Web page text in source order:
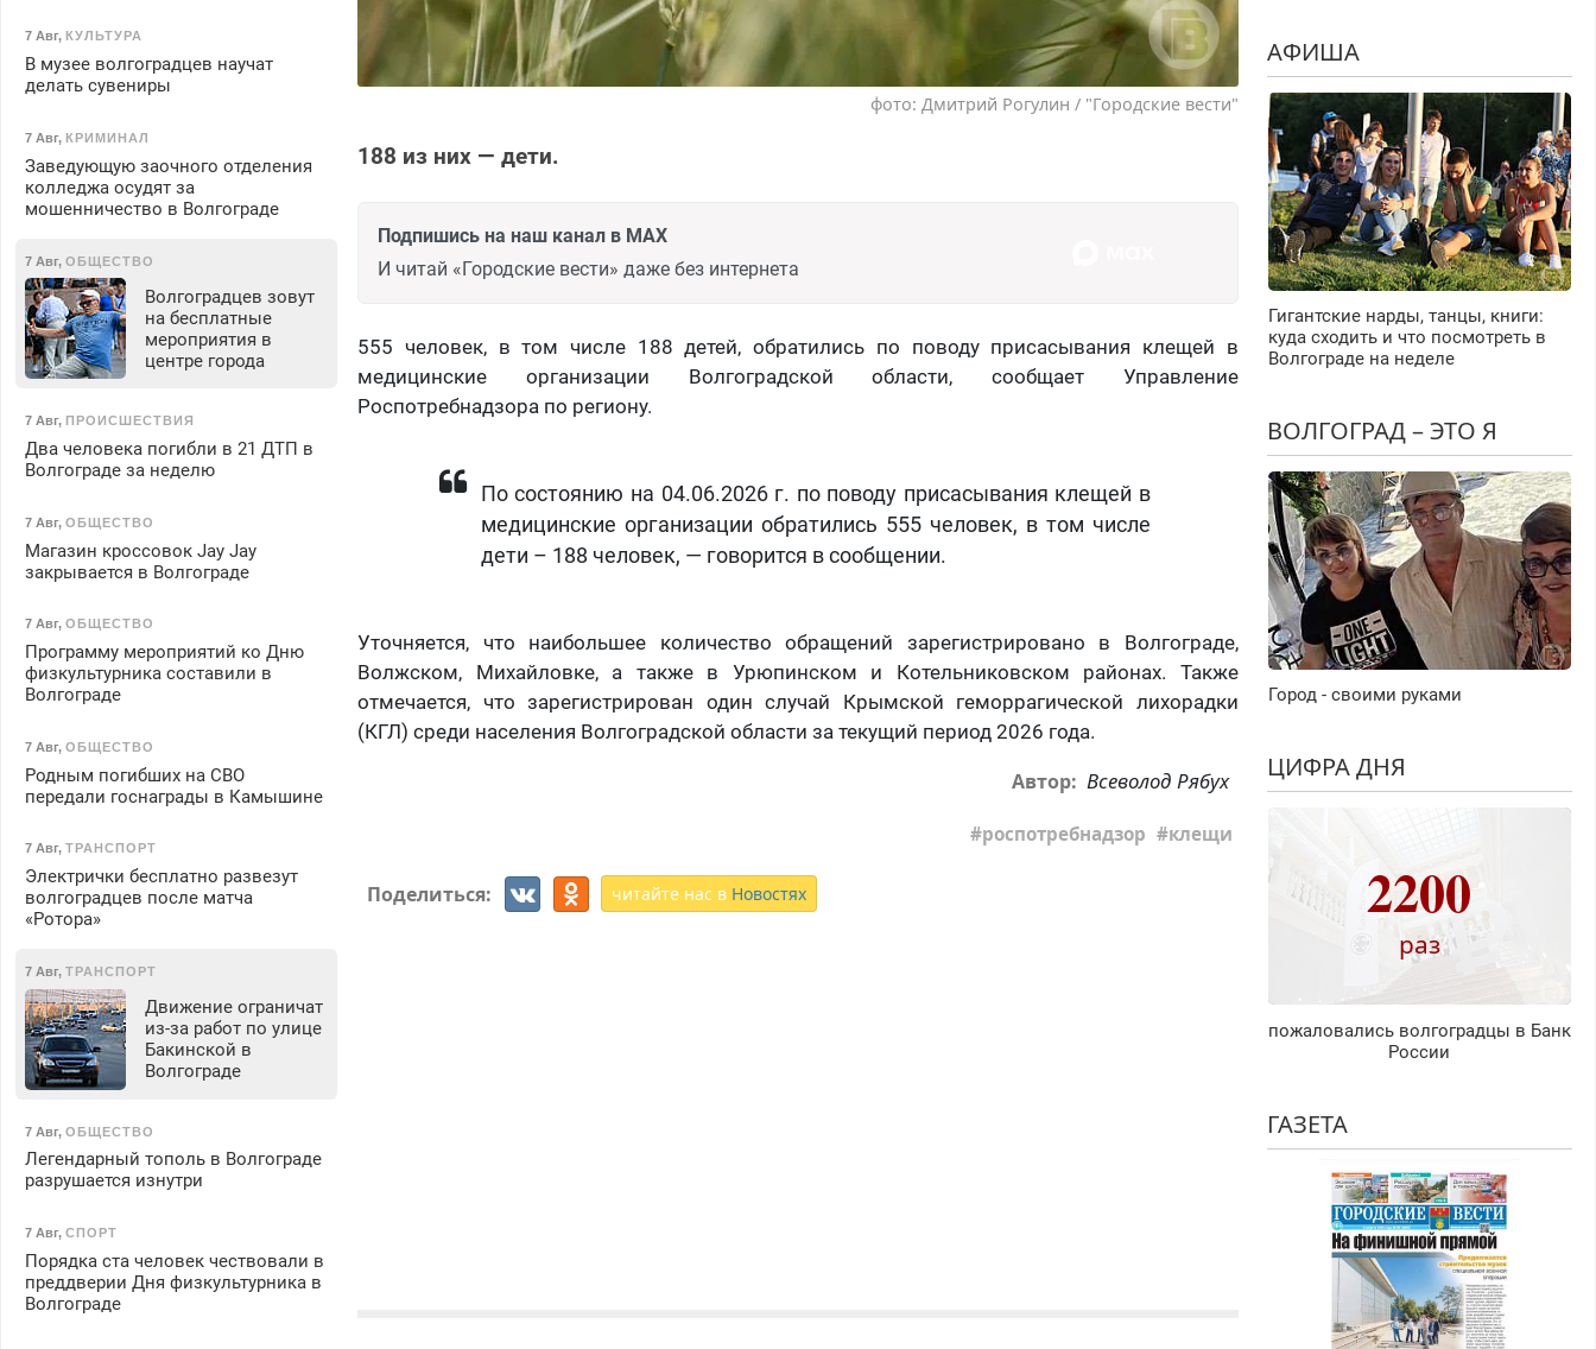
фото: Дмитрий Рогулин / "Городские вести"
188 из них — дети.
Подпишись на наш канал в MAX
И читай «Городские вести» даже без интернета
555 человек, в том числе 188 детей, обратились по поводу присасывания клещей в
медицинские организации Волгоградской области, сообщает Управление
Роспотребнадзора по региону.
По состоянию на 04.06.2026 г. по поводу присасывания клещей в
медицинские организации обратились 555 человек, в том числе
дети – 188 человек, — говорится в сообщении.
Уточняется, что наибольшее количество обращений зарегистрировано в Волгограде,
Волжском, Михайловке, а также в Урюпинском и Котельниковском районах. Также
отмечается, что зарегистрирован один случай Крымской геморрагической лихорадки
(КГЛ) среди населения Волгоградской области за текущий период 2026 года.
Автор: Всеволод Рябух
роспотребнадзор клещи
Поделиться: читайте нас в Новостях
7 Авг, КУЛЬТУРА
В музее волгоградцев научат
делать сувениры
7 Авг, КРИМИНАЛ
Заведующую заочного отделения
колледжа осудят за
мошенничество в Волгограде
7 Авг, ОБЩЕСТВО
Волгоградцев зовут
на бесплатные
мероприятия в
центре города
7 Авг, ПРОИСШЕСТВИЯ
Два человека погибли в 21 ДТП в
Волгограде за неделю
7 Авг, ОБЩЕСТВО
Магазин кроссовок Jay Jay
закрывается в Волгограде
7 Авг, ОБЩЕСТВО
Программу мероприятий ко Дню
физкультурника составили в
Волгограде
7 Авг, ОБЩЕСТВО
Родным погибших на СВО
передали госнаграды в Камышине
7 Авг, ТРАНСПОРТ
Электрички бесплатно развезут
волгоградцев после матча
«Ротора»
7 Авг, ТРАНСПОРТ
Движение ограничат
из-за работ по улице
Бакинской в
Волгограде
7 Авг, ОБЩЕСТВО
Легендарный тополь в Волгограде
разрушается изнутри
7 Авг, СПОРТ
Порядка ста человек чествовали в
преддверии Дня физкультурника в
Волгограде
АФИША
Гигантские нарды, танцы, книги:
куда сходить и что посмотреть в
Волгограде на неделе
ВОЛГОГРАД – ЭТО Я
Город - своими руками
ЦИФРА ДНЯ
2200
раз
пожаловались волгоградцы в Банк
России
ГАЗЕТА